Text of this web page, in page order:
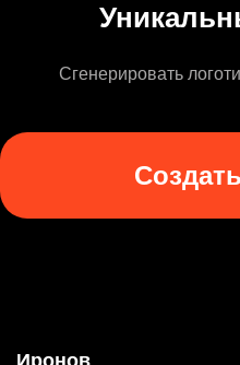
Сгенерировать
Иронов